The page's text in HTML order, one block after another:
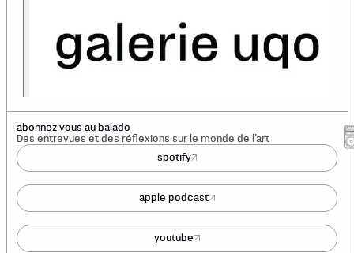
abonnez-vous au balado
Des entrevues et des réflexions sur le monde de l’art
spotify
apple podcast
youtube